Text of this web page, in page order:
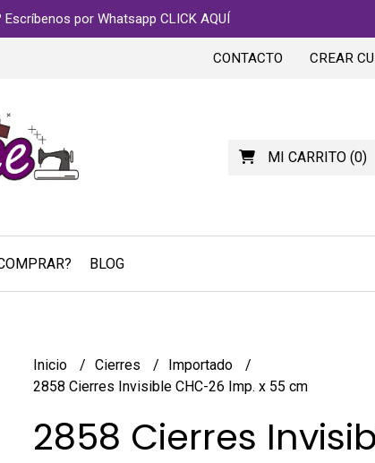
por Whatsapp CLICK AQUÍ
CONTACTO CREAR
MI CARRITO(0)
BLOG
Inicio Cierres
Importado
2858 Cierres Invisible CHC-26 Imp. x 55 cm
2858 Cierres